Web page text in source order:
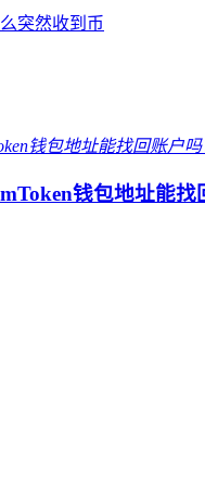
突然收到币
钱包地址能找